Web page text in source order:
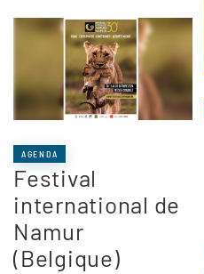
AGENDA
Festival
international de
Namur
(Belgique)